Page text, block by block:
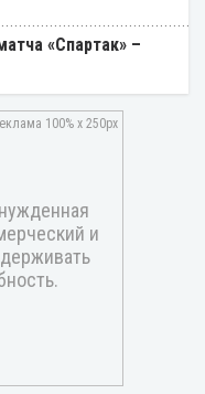
«Спартак» –